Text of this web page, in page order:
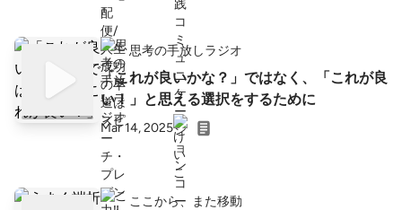
思考の手放しラジオ
「これが良いかな？」ではなく、「これが良
い！」と思える選択をするために
Mar 14, 2025
ここから、また移動